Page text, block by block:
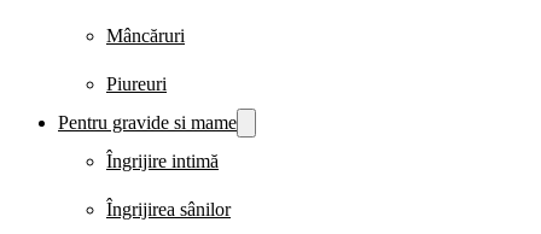
Mâncăruri
Piureuri
Pentru gravide si mame
Îngrijire intimă
Îngrijirea sânilor